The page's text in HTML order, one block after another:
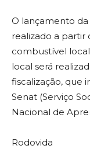
O lançamento
realizado a partir
combustível
local será
fiscalização, que
Senat (Serviço
Nacional de
Rodovida